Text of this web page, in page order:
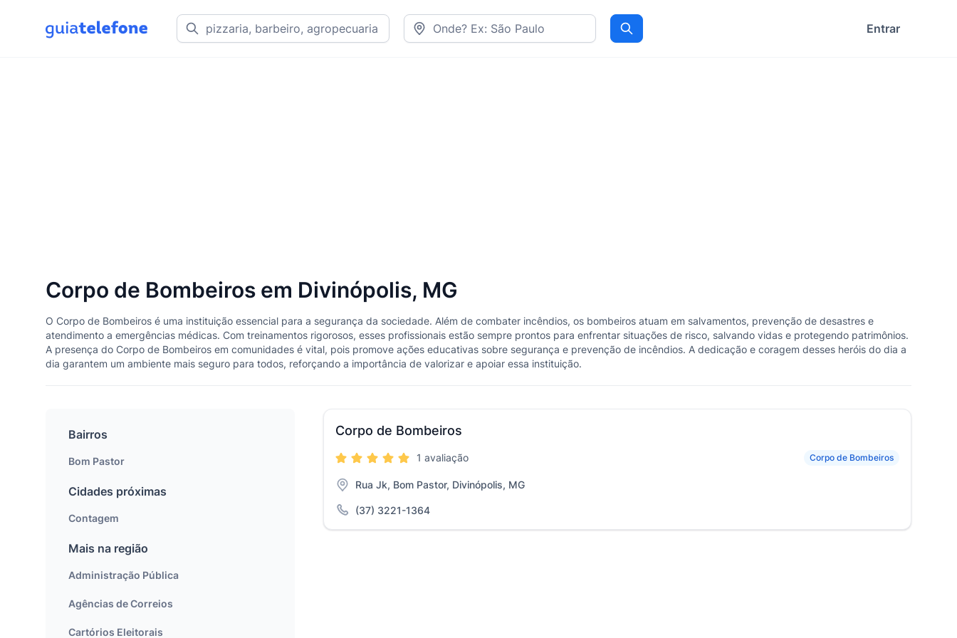
Procurar Entrar
Corpo de Bombeiros em Divinópolis, MG
O Corpo de Bombeiros é uma instituição essencial para a segurança da sociedade. Além de combater incêndios, os bombeiros atuam em salvamentos, prevenção de desastres e
atendimento a emergências médicas. Com treinamentos rigorosos, esses profissionais estão sempre prontos para enfrentar situações de risco, salvando vidas e protegendo patrimônios.
A presença do Corpo de Bombeiros em comunidades é vital, pois promove ações educativas sobre segurança e prevenção de incêndios. A dedicação e coragem desses heróis do dia a
dia garantem um ambiente mais seguro para todos, reforçando a importância de valorizar e apoiar essa instituição.
Corpo de Bombeiros
Corpo de Bombeiros
1 avaliação
Rua Jk, Bom Pastor, Divinópolis, MG
(37) 3221-1364
Bairros
Bom Pastor
Cidades próximas
Contagem
Mais na região
Administração Pública
Agências de Correios
Cartórios Eleitorais